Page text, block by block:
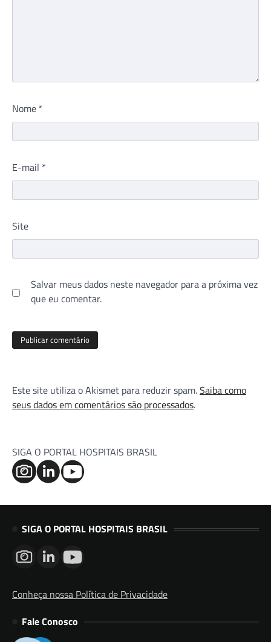
Nome *
E-mail *
Site
Salvar meus dados neste navegador para a próxima vez
que eu comentar.
Este site utiliza o Akismet para reduzir spam.Saiba como
seus dados em comentários são processados.
SIGA O PORTAL HOSPITAIS BRASIL
SIGA O PORTAL HOSPITAIS BRASIL
Conheça nossa Política de Privacidade
Fale Conosco